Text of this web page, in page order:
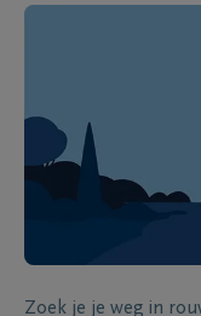
Zoek je je weg in